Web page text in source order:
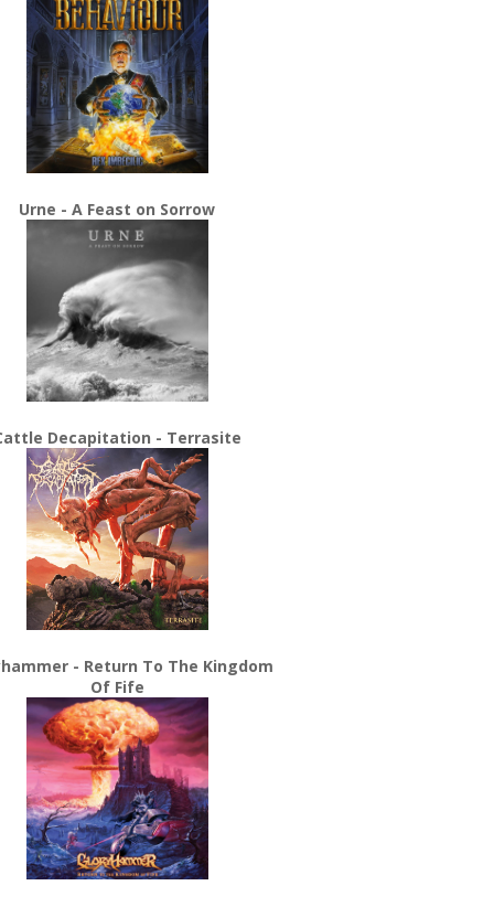
Urne - A Feast on Sorrow
Decapitation - Terrasite
- Return To The Kingdom
Of Fife